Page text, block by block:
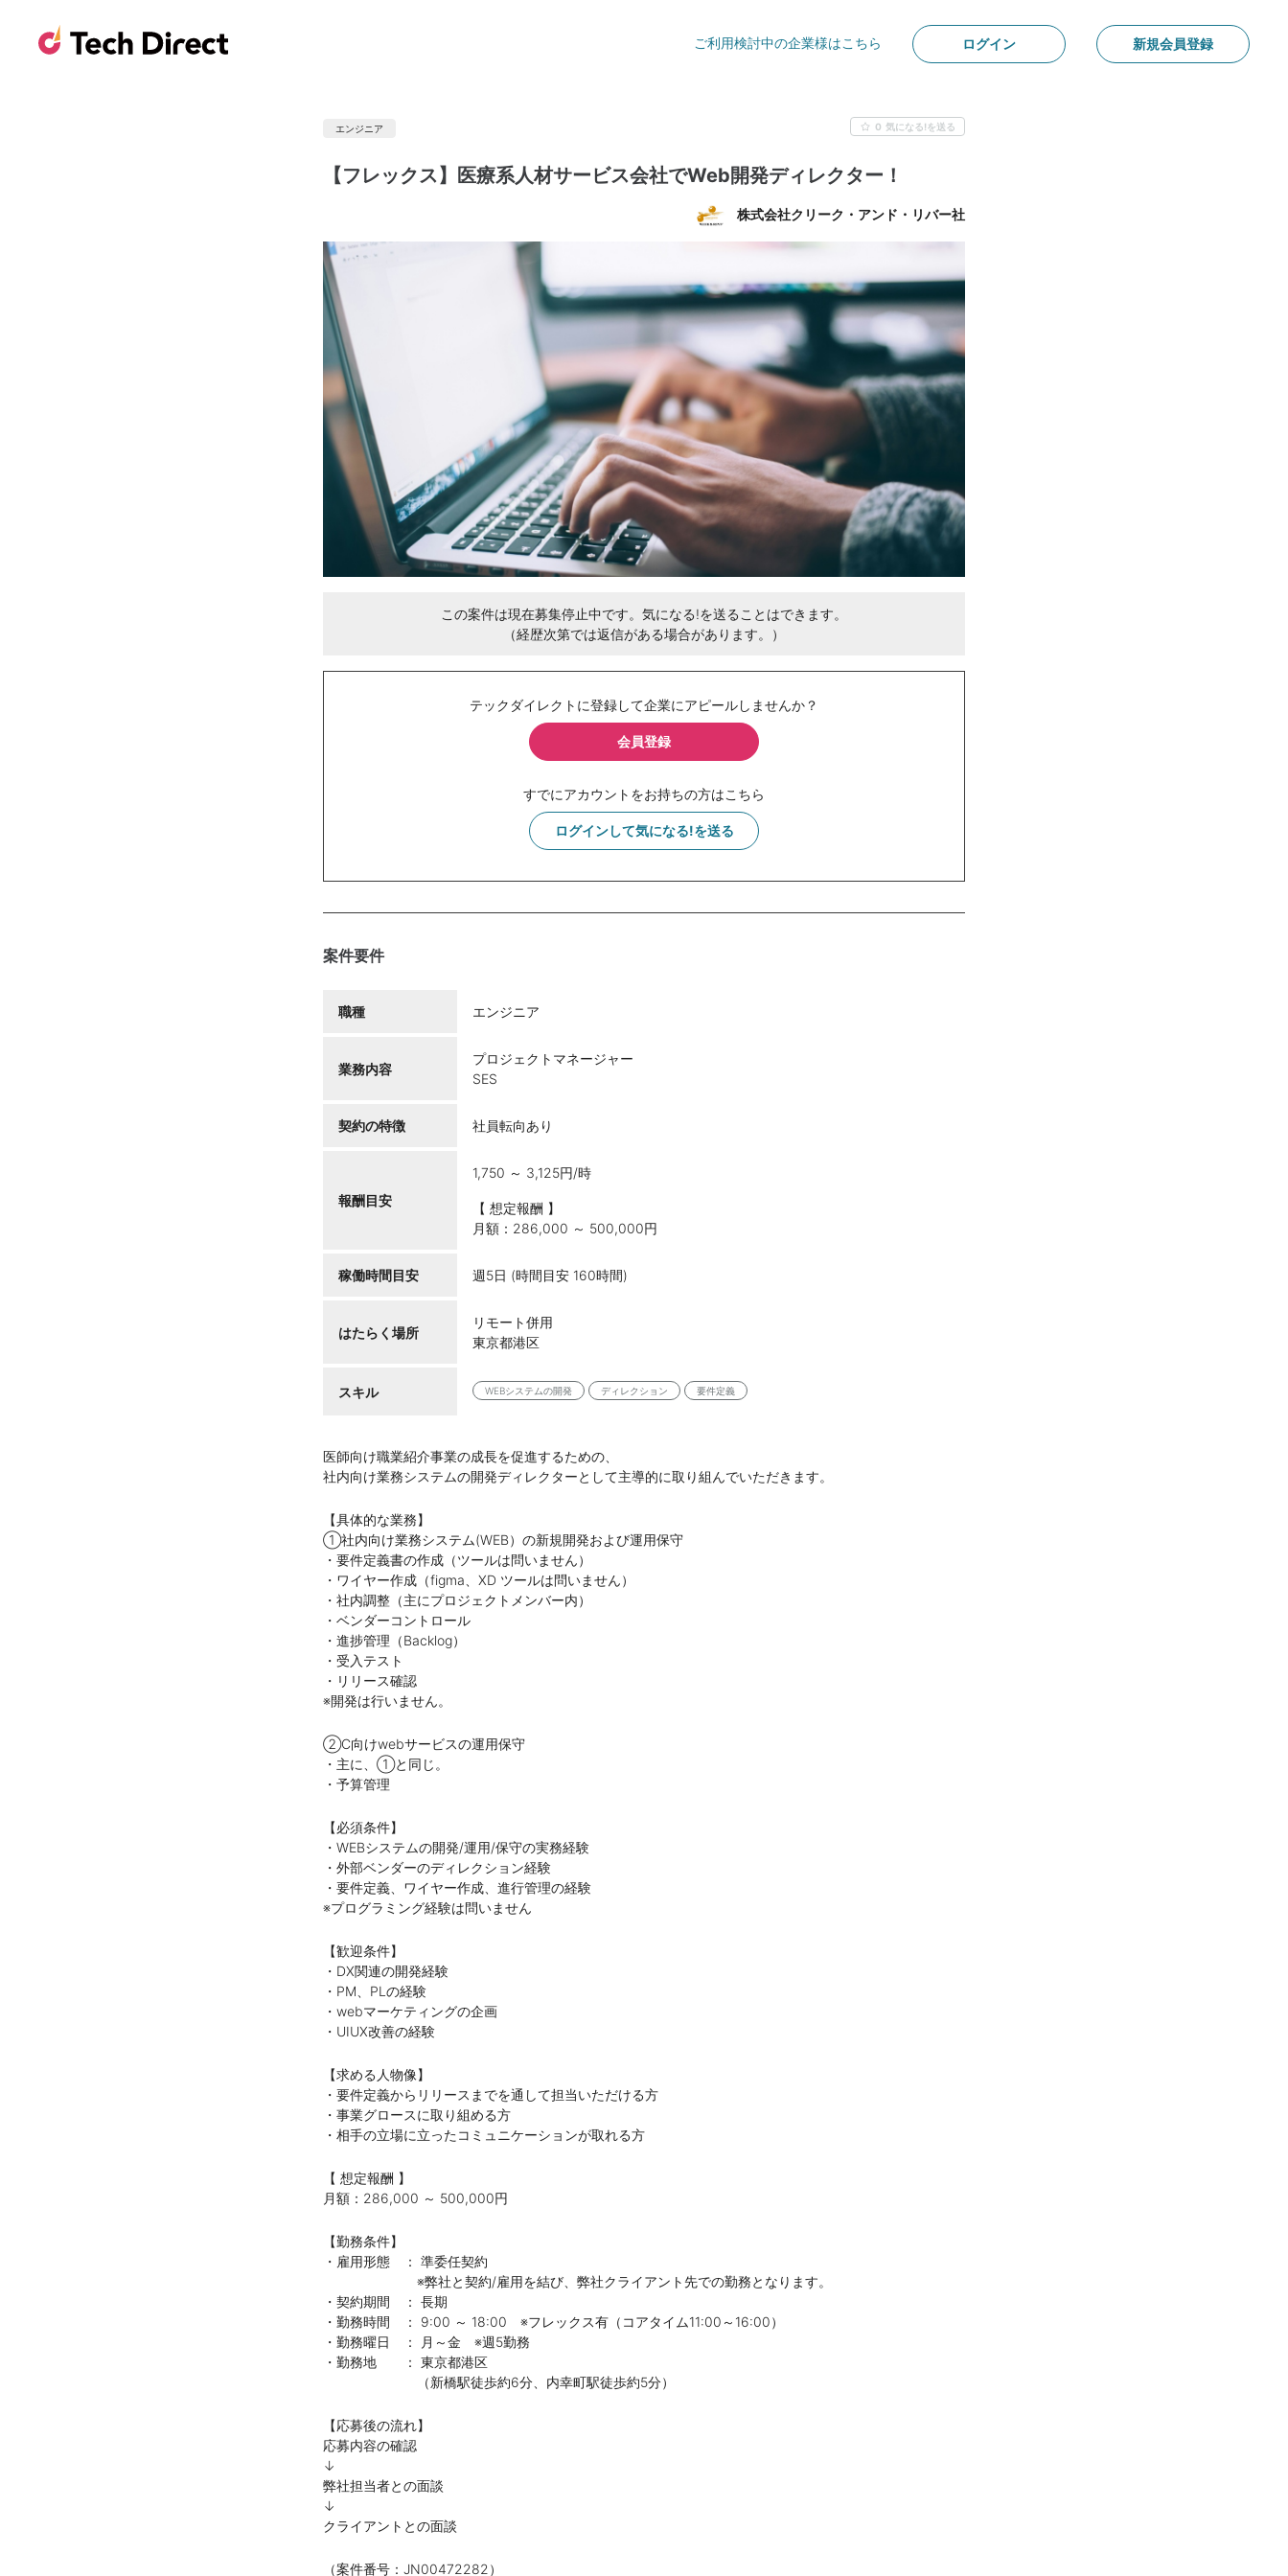
ご利用検討中の企業様はこちら ログイン 新規会員登録
エンジニア 0 気になる!を送る
【フレックス】医療系人材サービス会社でWeb開発ディレクター！
株式会社クリーク・アンド・リバー社
この案件は現在募集停止中です。気になる!を送ることはできます。
（経歴次第では返信がある場合があります。）
テックダイレクトに登録して企業にアピールしませんか？
会員登録
すでにアカウントをお持ちの方はこちら
ログインして気になる!を送る
案件要件
職種 エンジニア
業務内容
プロジェクトマネージャー
SES
契約の特徴 社員転向あり
報酬目安
1,750 ～ 3,125円/時
【 想定報酬 】
月額：286,000 ～ 500,000円
稼働時間目安 週5日 (時間目安 160時間)
はたらく場所
リモート併用
東京都港区
スキル WEBシステムの開発 ディレクション 要件定義
医師向け職業紹介事業の成長を促進するための、
社内向け業務システムの開発ディレクターとして主導的に取り組んでいただきます。
【具体的な業務】
①社内向け業務システム(WEB）の新規開発および運用保守
・要件定義書の作成（ツールは問いません）
・ワイヤー作成（figma、XD ツールは問いません）
・社内調整（主にプロジェクトメンバー内）
・ベンダーコントロール
・進捗管理（Backlog）
・受入テスト
・リリース確認
※開発は行いません。
②C向けwebサービスの運用保守
・主に、①と同じ。
・予算管理
【必須条件】
・WEBシステムの開発/運用/保守の実務経験
・外部ベンダーのディレクション経験
・要件定義、ワイヤー作成、進行管理の経験
※プログラミング経験は問いません
【歓迎条件】
・DX関連の開発経験
・PM、PLの経験
・webマーケティングの企画
・UIUX改善の経験
【求める人物像】
・要件定義からリリースまでを通して担当いただける方
・事業グロースに取り組める方
・相手の立場に立ったコミュニケーションが取れる方
【 想定報酬 】
月額：286,000 ～ 500,000円
【勤務条件】
・雇用形態 ： 準委任契約
※弊社と契約/雇用を結び、弊社クライアント先での勤務となります。
・契約期間 ： 長期
・勤務時間 ： 9:00 ～ 18:00 ※フレックス有（コアタイム11:00～16:00）
・勤務曜日 ： 月～金 ※週5勤務
・勤務地 ： 東京都港区
（新橋駅徒歩約6分、内幸町駅徒歩約5分）
【応募後の流れ】
応募内容の確認
↓
弊社担当者との面談
↓
クライアントとの面談
（案件番号：JN00472282）